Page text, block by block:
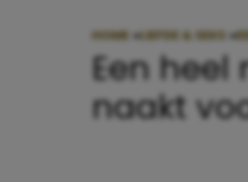
HOME »LIEFDE & SEKS »
Een heel
naakt